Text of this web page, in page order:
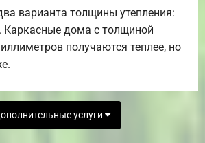
варианта толщины утепления:
дома с толщиной
получаются теплее, но
услуги